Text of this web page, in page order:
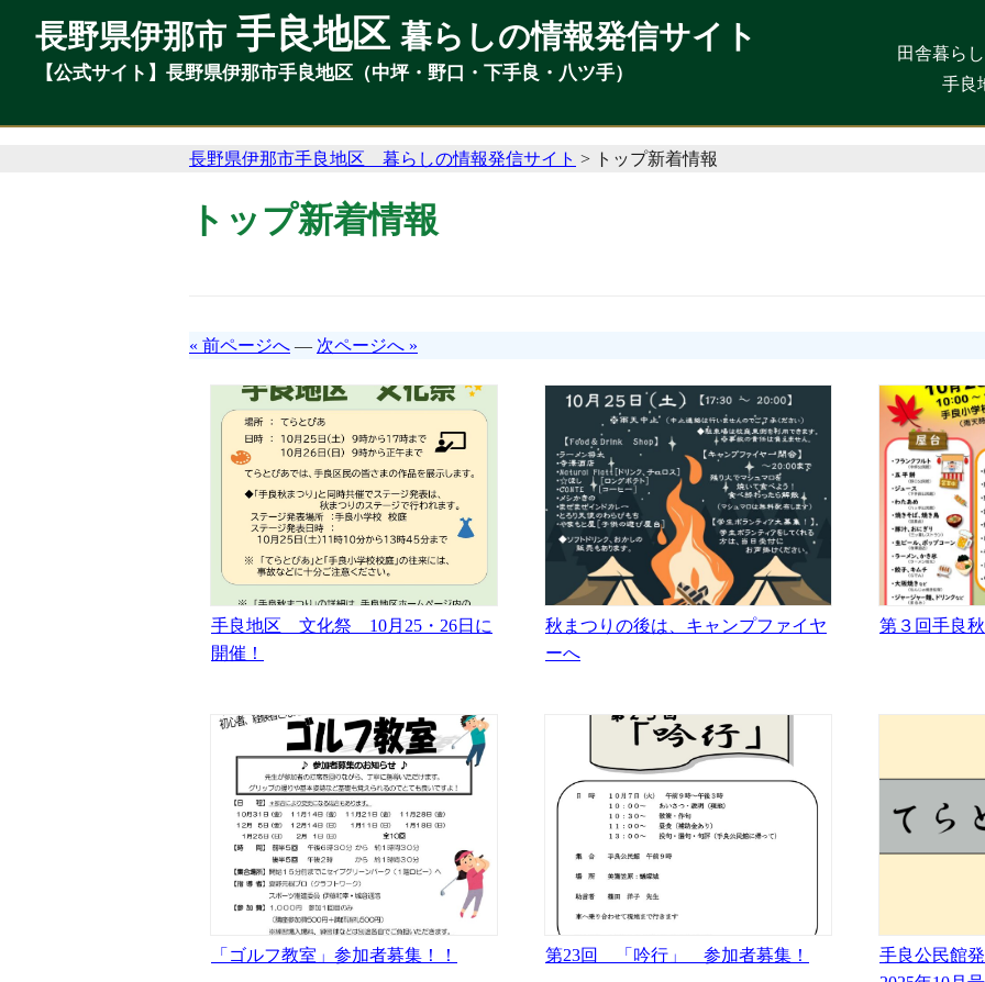
長野県伊那市 手良地区 暮らしの情報発信サイト
【公式サイト】長野県伊那市手良地区（中坪・野口・下手良・八ツ手）
田舎暮ら
手良
長野県伊那市 手良地区 暮らしの情報発信サイト
【公式サイト】長野県伊那市手良地区（中坪・野口・下手良・八ツ手）
田舎暮ら
手良
長野県伊那市手良地区 暮らしの情報発信サイト > トップ新着情報
トップ新着情報
« 前ページへ — 次ページへ »
手良地区 文化祭 10月25・26日に
開催！
秋まつりの後は、キャンプファイヤ
ーへ
第３回手良
「ゴルフ教室」参加者募集！！ 第23回 「吟行」 参加者募集！
手良公民館